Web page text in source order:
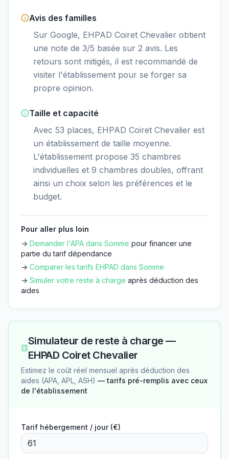
Avis des familles
Sur Google, EHPAD Coiret Chevalier obtient
une note de 3/5 basée sur 2 avis. Les
retours sont mitigés, il est recommandé de
visiter l'établissement pour se forger sa
propre opinion.
Taille et capacité
Avec 53 places, EHPAD Coiret Chevalier est
un établissement de taille moyenne.
L'établissement propose 35 chambres
individuelles et 9 chambres doubles, offrant
ainsi un choix selon les préférences et le
budget.
Pour aller plus loin
→ Demander l'APA dans Somme pour financer une
partie du tarif dépendance
→ Comparer les tarifs EHPAD dans Somme
→ Simuler votre reste à charge après déduction des
aides
Simulateur de reste à charge —
EHPAD Coiret Chevalier
Estimez le coût réel mensuel après déduction des
aides (APA, APL, ASH) — tarifs pré-remplis avec ceux
de l'établissement
Tarif hébergement / jour (€)